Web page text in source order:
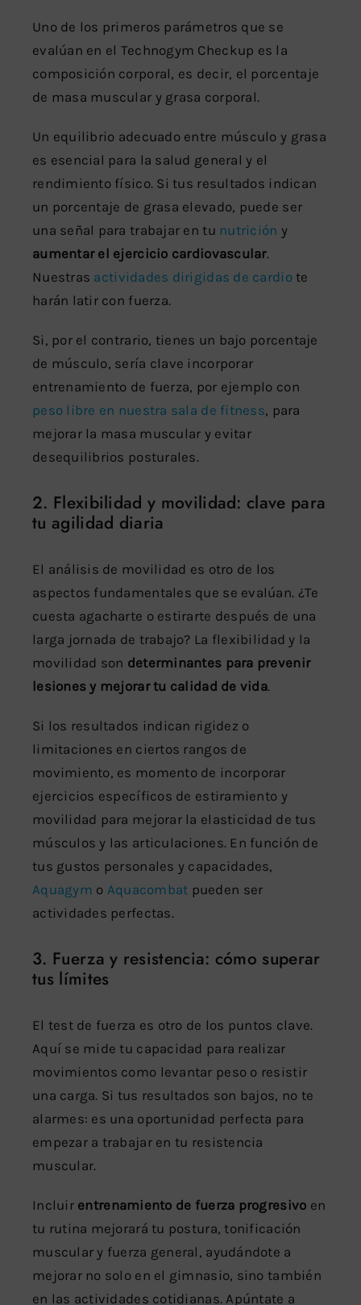
Uno de los primeros parámetros que se
evalúan en el Technogym Checkup es la
composición corporal, es decir, el porcentaje
de masa muscular y grasa corporal.
Un equilibrio adecuado entre músculo y grasa
es esencial para la salud general y el
rendimiento físico. Si tus resultados indican
un porcentaje de grasa elevado, puede ser
una señal para trabajar en tu nutrición y
aumentar el ejercicio cardiovascular.
Nuestras actividades dirigidas de cardiote
harán latir con fuerza.
Si, por el contrario, tienes un bajo porcentaje
de músculo, sería clave incorporar
entrenamiento de fuerza, por ejemplo con
peso libre en nuestra sala de fitness, para
mejorar la masa muscular y evitar
desequilibrios posturales.
2. Flexibilidad y movilidad: clave para
tu agilidad diaria
El análisis de movilidad es otro de los
aspectos fundamentales que se evalúan. ¿Te
cuesta agacharte o estirarte después de una
larga jornada de trabajo? La flexibilidad y la
movilidad son determinantes para prevenir
lesiones y mejorar tu calidad de vida.
Si los resultados indican rigidez o
limitaciones en ciertos rangos de
movimiento, es momento de incorporar
ejercicios específicos de estiramiento y
movilidad para mejorar la elasticidad de tus
músculos y las articulaciones. En función de
tus gustos personales y capacidades,
Aquagym o Aquacombat pueden ser
actividades perfectas.
3. Fuerza y resistencia: cómo superar
tus límites
El test de fuerza es otro de los puntos clave.
Aquí se mide tu capacidad para realizar
movimientos como levantar peso o resistir
una carga. Si tus resultados son bajos, no te
alarmes: es una oportunidad perfecta para
empezar a trabajar en tu resistencia
muscular.
Incluir entrenamiento de fuerza progresivo en
tu rutina mejorará tu postura, tonificación
muscular y fuerza general, ayudándote a
mejorar no solo en el gimnasio, sino también
en las actividades cotidianas. Apúntate a